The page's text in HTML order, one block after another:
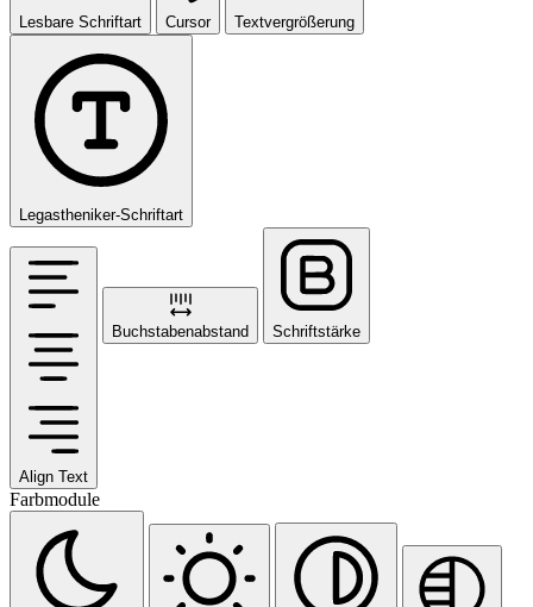
Lesbare Schriftart Cursor Textvergrößerung
Legastheniker-Schriftart
Align Text
Buchstabenabstand Schriftstärke
Farbmodule